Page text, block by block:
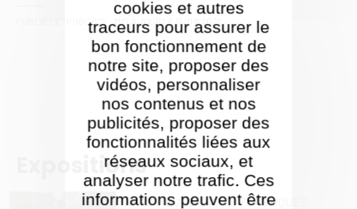
cookies et autres
traceurs pour assurer le
bon fonctionnement de
notre site, proposer des
vidéos, personnaliser
nos contenus et nos
publicités, proposer des
fonctionnalités liées aux
réseaux sociaux, et
analyser notre trafic. Ces
informations peuvent être
11/06/2025
Expositions
ARTS VISUELS,ARTS PLASTIQUES,